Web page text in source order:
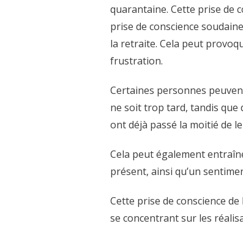
quarantaine. Cette prise de
prise de conscience
la retraite. Cela peut
frustration.
Certaines personnes
ne soit trop tard, tandis que
ont déjà passé la moitié de
Cela peut également
présent, ainsi qu’un
Cette prise de conscience
se concentrant sur les